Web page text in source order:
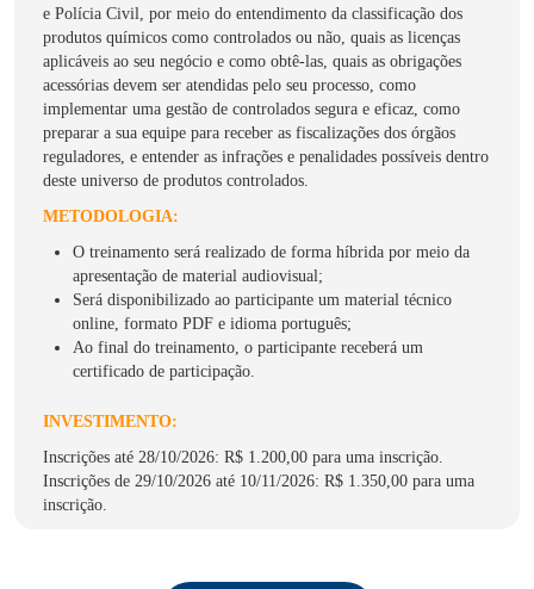
e Polícia Civil, por meio do entendimento da classificação dos
produtos químicos como controlados ou não, quais as licenças
aplicáveis ao seu negócio e como obtê-las, quais as obrigações
acessórias devem ser atendidas pelo seu processo, como
implementar uma gestão de controlados segura e eficaz, como
preparar a sua equipe para receber as fiscalizações dos órgãos
reguladores, e entender as infrações e penalidades possíveis dentro
deste universo de produtos controlados.
METODOLOGIA:
O treinamento será realizado de forma híbrida por meio da
apresentação de material audiovisual;
Será disponibilizado ao participante um material técnico
online, formato PDF e idioma português;
Ao final do treinamento, o participante receberá um
certificado de participação.
INVESTIMENTO:
Inscrições até 28/10/2026: R$ 1.200,00 para uma inscrição.
Inscrições de 29/10/2026 até 10/11/2026: R$ 1.350,00 para uma
inscrição.